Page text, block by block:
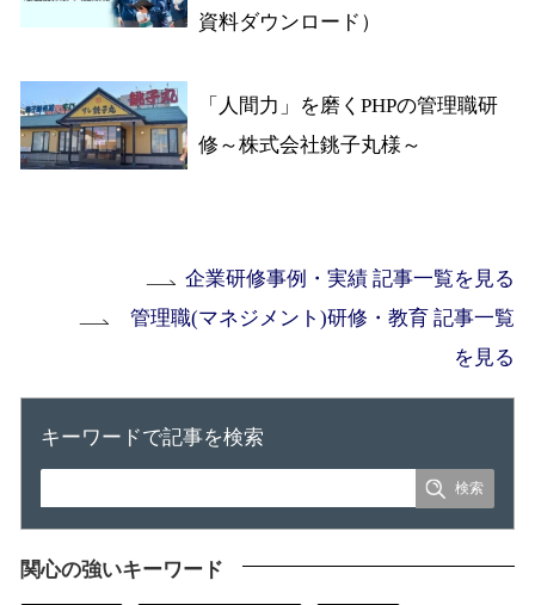
資料ダウンロード）
「人間力」を磨くPHPの管理職研
修～株式会社銚子丸様～
企業研修事例・実績 記事一覧を見る
管理職(マネジメント)研修・教育 記事一覧
を見る
キーワードで記事を検索
関心の強いキーワード